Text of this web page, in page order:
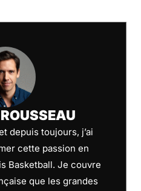
depuis toujours, j’ai
cette passion en
Basketball. Je couvre
que les grandes